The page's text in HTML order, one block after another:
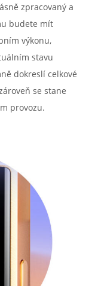
zpracovaný a
budete mít
výkonu,
stavu
dokreslí celkové
se stane
provozu.